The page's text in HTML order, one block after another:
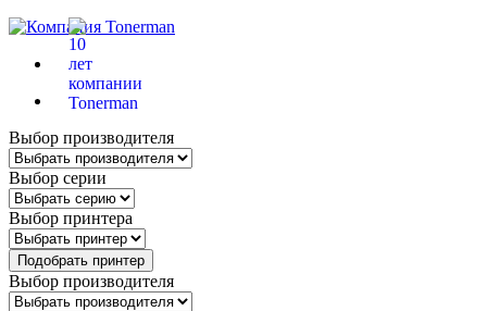
Выбор производителя
Выбор серии
Выбор принтера
Подобрать принтер
Выбор производителя